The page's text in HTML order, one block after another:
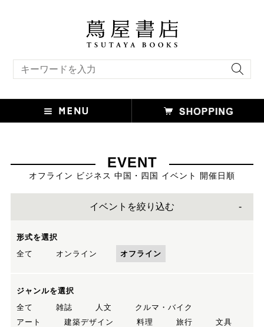
EVENT
オフライン ビジネス 中国・四国 イベント 開催日順
イベントを絞り込む
形式を選択
全て
オンライン オフライン
ジャンルを選択
全て
雑誌 人文
クルマ・バイク
アート
建築デザイン 料理 旅行
文具